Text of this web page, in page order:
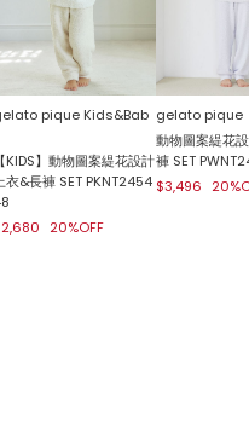
pique Kids&Bab
【KIDS】動物圖案緹花設計
衣&長褲 SET PKNT2454
20%OFF
gelato pique
動物圖案緹花
褲 SET
$3,496